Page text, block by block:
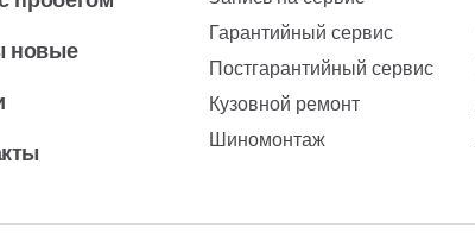
новые
Гарантийный сервис
Постгарантийный сервис
Кузовной ремонт
Шиномонтаж